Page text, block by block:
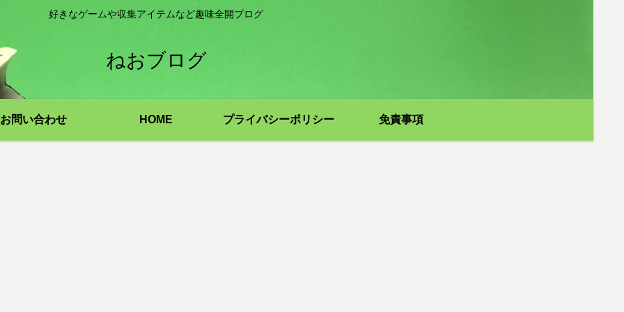
好きなゲームや収集アイテムなど趣味全開ブログ
ねおブログ
お問い合わせ HOME プライバシーポリシー 免責事項